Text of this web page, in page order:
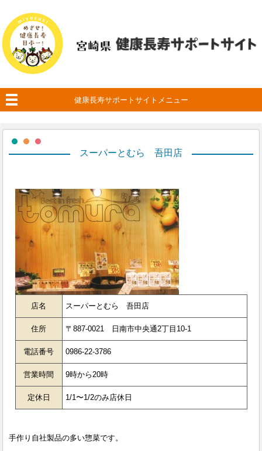
健康長寿サポートサイトメニュー
スーパーとむら 吾田店
店名 スーパーとむら 吾田店
住所 〒887-0021 日南市中央通2丁目10-1
電話番号 0986-22-3786
営業時間 9時から20時
定休日 1/1〜1/2のみ店休日
手作り自社製品の多い惣菜です。